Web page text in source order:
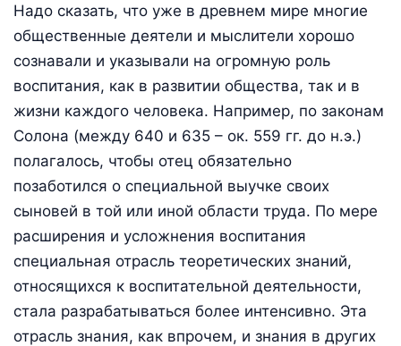
Надо сказать, что уже в древнем мире многие
общественные деятели и мыслители хорошо
сознавали и указывали на огромную роль
воспитания, как в развитии общества, так и в
жизни каждого человека. Например, по законам
Солона (между 640 и 635 – ок. 559 гг. до н.э.)
полагалось, чтобы отец обязательно
позаботился о специальной выучке своих
сыновей в той или иной области труда. По мере
расширения и усложнения воспитания
специальная отрасль теоретических знаний,
относящихся к воспитательной деятельности,
стала разрабатываться более интенсивно. Эта
отрасль знания, как впрочем, и знания в других